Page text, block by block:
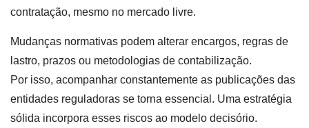
contratação, mesmo no mercado livre.
Mudanças normativas podem alterar encargos, regras de
lastro, prazos ou metodologias de contabilização.
Por isso, acompanhar constantemente as publicações das
entidades reguladoras se torna essencial. Uma estratégia
sólida incorpora esses riscos ao modelo decisório.